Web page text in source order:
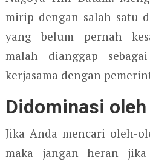
mirip dengan salah satu
yang belum pernah
malah dianggap
kerjasama dengan
Didominasi
Jika Anda mencari oleh-
maka jangan heran jika